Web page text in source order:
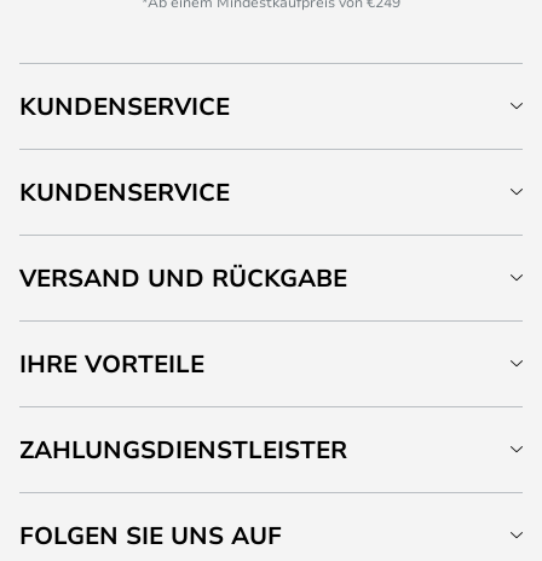
KUNDENSERVICE
KUNDENSERVICE
VERSAND UND RÜCKGABE
IHRE VORTEILE
ZAHLUNGSDIENSTLEISTER
FOLGEN SIE UNS AUF